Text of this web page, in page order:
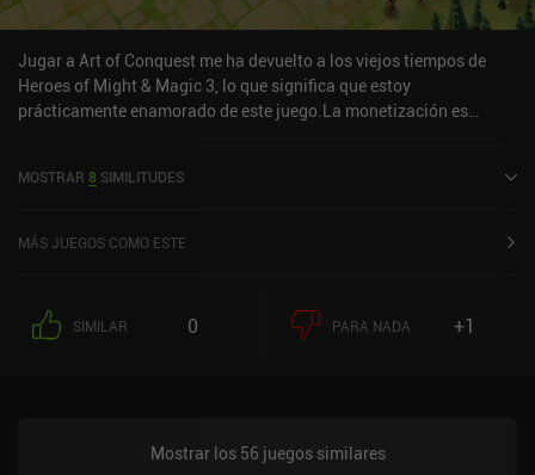
Jugar a Art of Conquest me ha devuelto a los viejos tiempos de
Heroes of Might & Magic 3, lo que significa que estoy
prácticamente enamorado de este juego.La monetización es
bien cuidados y el mundo del juego es lo suficientemente
uno de los juegos más interesantes a los que he jugado
MOSTRAR 8 SIMILITUDES
MÁS JUEGOS COMO ESTE
SIMILAR 0 PARA NADA +1
Mostrar los 56 juegos similares